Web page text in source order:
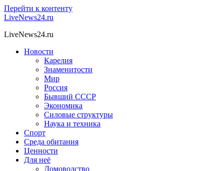
Перейти к контенту
LiveNews24.ru
LiveNews24.ru
Новости
Карелия
Знаменитости
Мир
Россия
Бывший СССР
Экономика
Силовые структуры
Наука и техника
Спорт
Среда обитания
Ценности
Для неё
Домоводство